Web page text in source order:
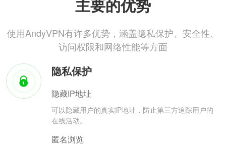
主要的优势
使用AndyVPN有许多优势，涵盖隐私保护、安全性、
访问权限和网络性能等方面
隐私保护
隐藏IP地址
可以隐藏用户的真实IP地址，防止第三方追踪用户的
在线活动。
匿名浏览